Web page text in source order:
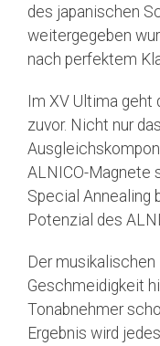
des japanischen
weitergegeben
nach perfektem
Im XV Ultima
zuvor. Nicht nur
ALNICO-Magnete
Special Annealing
Potenzial des
Der
Geschmeidigkeit
Tonabnehmer
Ergebnis wird